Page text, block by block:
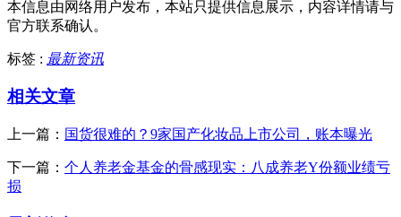
本信息由网络用户发布， 本站只提供信息展示，内容详情请与
官方联系确认。
标签 : 最新资讯
相关文章
上一篇： 国货很难的？9家国产化妆品上市公司，账本曝光
下一篇： 个人养老金基金的骨感现实：八成养老Y份额业绩亏
损